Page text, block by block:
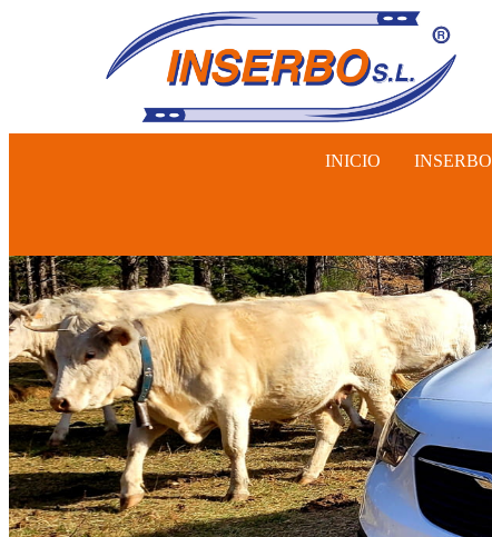
INICIO INSERBO